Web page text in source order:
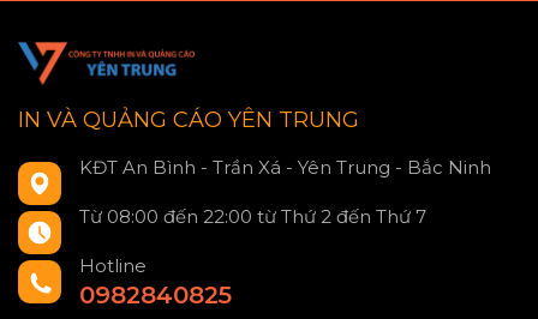
IN VÀ QUẢNG CÁO YÊN TRUNG
KĐT An Bình - Trần Xá - Yên Trung - Bắc Ninh
Từ 08:00 đến 22:00 từ Thứ 2 đến Thứ 7
Hotline
0982840825